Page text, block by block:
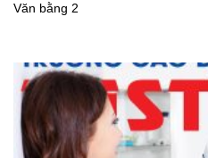
Văn bằng 2